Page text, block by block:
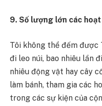
9. Số lượng lớn các
Tôi không thể đếm được
đi leo núi, bao nhiêu lần
nhiêu động vật hay cây
làm bánh, tham gia các
trong các sự kiện của